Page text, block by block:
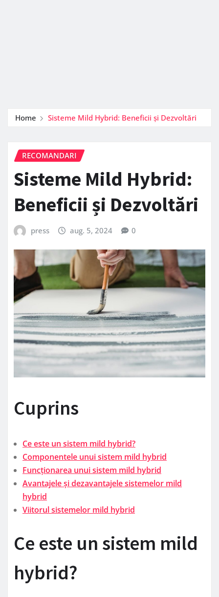
Home Sisteme Mild Hybrid: Beneficii și Dezvoltări
RECOMANDARI
Sisteme Mild Hybrid:
Beneficii și Dezvoltări
press aug. 5, 2024 0
Cuprins
Ce este un sistem mild hybrid?
Componentele unui sistem mild hybrid
Funcționarea unui sistem mild hybrid
Avantajele și dezavantajele sistemelor mild
hybrid
Viitorul sistemelor mild hybrid
Ce este un sistem mild
hybrid?